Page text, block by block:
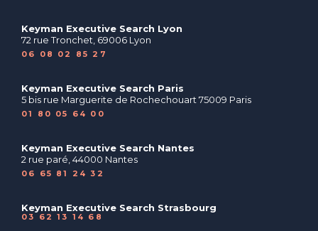
Keyman Executive Search Lyon
72 rue Tronchet, 69006 Lyon
06 08 02 85 27
Keyman Executive Search Paris
5 bis rue Marguerite de Rochechouart 75009 Paris
01 80 05 64 00
Keyman Executive Search Nantes
2 rue paré, 44000 Nantes
06 65 81 24 32
Keyman Executive Search Strasbourg
03 62 13 14 68